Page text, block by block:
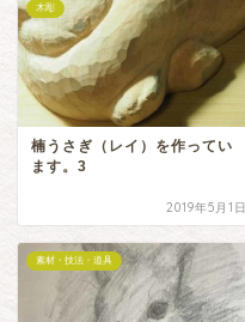
木彫
楠うさぎ（レイ）を作ってい
ます。3
2019年5月1日
素材・技法・道具